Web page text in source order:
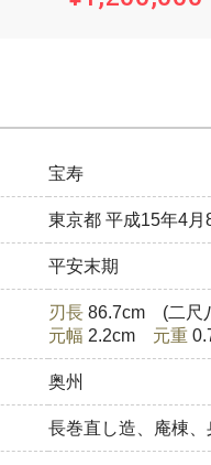
宝寿
東京都 平成15年4月
平安末期
刃長86.7cm (二尺
元幅 2.2cm 元重
奥州
長巻直し造、庵棟、